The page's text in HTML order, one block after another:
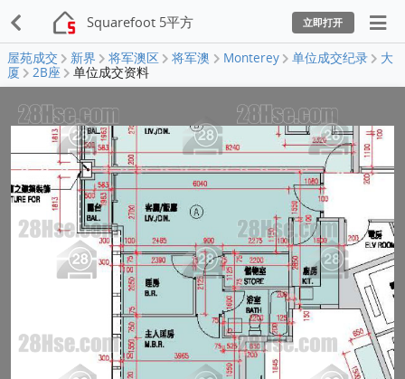
Squarefoot 5平方 立即打开
屋苑成交 新界 将军澳区 将军澳 Monterey 单位成交纪录
大
厦
2B座 单位成交资料